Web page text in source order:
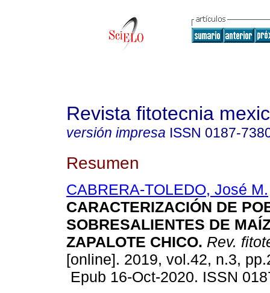
Revista fitotecnia
versión impresa ISSN 0187-
Resumen
CABRERA-TOLEDO, José M.
CARACTERIZACIÓN DE
SOBRESALIENTES DE
ZAPALOTE CHICO. Rev.
[online]. 2019, vol.42, n.3,
Epub 16-Oct-2020. ISSN